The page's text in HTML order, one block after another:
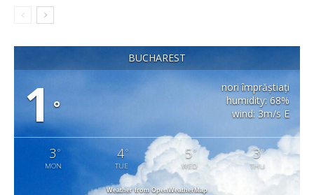
BUCHAREST
1°
nori împrăștiați
humidity: 68%
wind: 3m/s E
3°
MON
4°
TUE
5°
WED
3°
THU
Weather from OpenWeatherMap